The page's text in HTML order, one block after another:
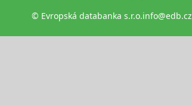
© Evropská databanka s.r.o.info@edb.cz